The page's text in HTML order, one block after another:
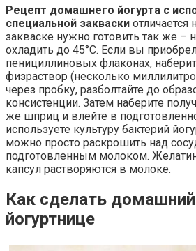
Рецепт домашнего йогурта с
специальной закваски
закваске нужно готовить так же –
охладить до 45°С. Если вы
пенициллиновых флаконах,
физраствор (несколько
через пробку, разболтайте до
консистенции. Затем наберите
же шприц и влейте в
используете культуру бактерий
можно просто раскрошить над
подготовленным молоком.
капсул растворяются в молоке.
Как сделать домашний
йогуртнице